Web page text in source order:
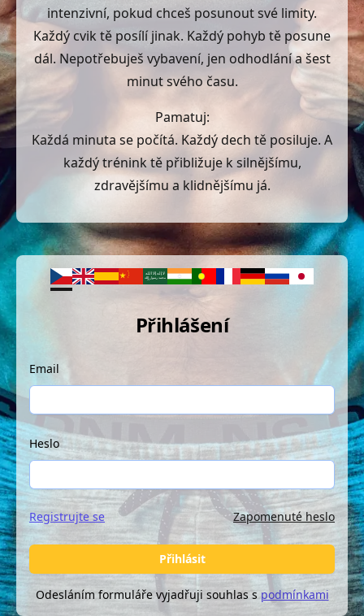
intenzivní, pokud chceš posunout své limity.
Každý cvik tě posílí jinak. Každý pohyb tě posune
dál. Nepotřebuješ vybavení, jen odhodlání a šest
minut svého času.
Pamatuj:
Každá minuta se počítá. Každý dech tě posiluje. A
každý trénink tě přibližuje k silnějšímu,
zdravějšímu a klidnějšímu já.
Přihlášení
Email
Heslo
Registrujte se Zapomenuté heslo
Přihlásit
Odesláním formuláře vyjadřuji souhlas spodmínkami